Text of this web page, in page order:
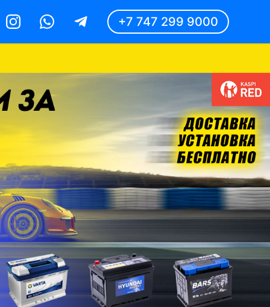
InstagramWhatsappTelegram +7 747 299 9000